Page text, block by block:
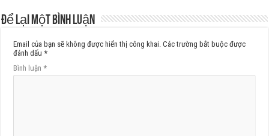
Để lại một bình luận
Email của bạn sẽ không được hiển thị công khai. Các trường bắt buộc được
đánh dấu*
Bình luận*